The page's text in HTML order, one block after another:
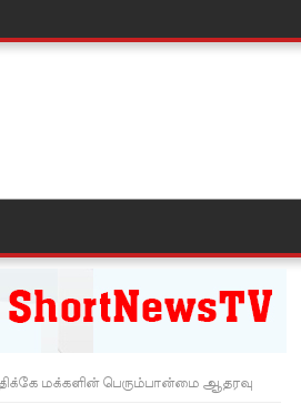
ஜயதிஸ்ஸ!
மக்களின் பெரும்பான்மை ஆதரவு